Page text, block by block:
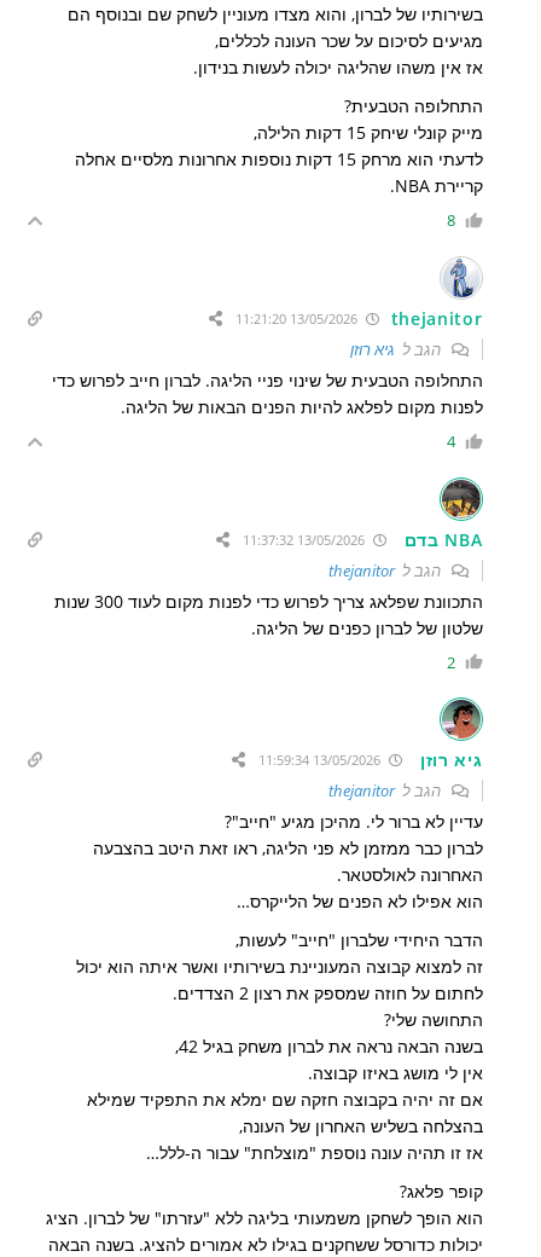
בשירותיו של לברון, והוא מצדו מעוניין לשחק שם ובנוסף הם
מגיעים לסיכום על שכר העונה לכללים,
אז אין משהו שהליגה יכולה לעשות בנידון.
התחלופה הטבעית?
מייק קונלי שיחק 15 דקות הלילה,
לדעתי הוא מרחק 15 דקות נוספות אחרונות מלסיים אחלה
קריירת NBA.
8
thejanitor
13/05/2026 11:21:20
הגב ל גיא רוזן
התחלופה הטבעית של שינוי פניי הליגה. לברון חייב לפרוש כדי
לפנות מקום לפלאג להיות הפנים הבאות של הליגה.
4
NBA בדם 13/05/2026 11:37:32
הגב לthejanitor
התכוונת שפלאג צריך לפרוש כדי לפנות מקום לעוד 300 שנות
שלטון של לברון כפנים של הליגה.
2
גיא רוזן 13/05/2026 11:59:34
הגב לthejanitor
עדיין לא ברור לי. מהיכן מגיע "חייב"?
לברון כבר ממזמן לא פני הליגה, ראו זאת היטב בהצבעה
האחרונה לאולסטאר.
הוא אפילו לא הפנים של הלייקרס…
הדבר היחידי שלברון "חייב" לעשות,
זה למצוא קבוצה המעוניינת בשירותיו ואשר איתה הוא יכול
לחתום על חוזה שמספק את רצון 2 הצדדים.
התחושה שלי?
בשנה הבאה נראה את לברון משחק בגיל 42,
אין לי מושג באיזו קבוצה.
אם זה יהיה בקבוצה חזקה שם ימלא את התפקיד שמילא
בהצלחה בשליש האחרון של העונה,
אז זו תהיה עונה נוספת "מוצלחת" עבור ה-ללל…
קופר פלאג?
הוא הופך לשחקן משמעותי בליגה ללא "עזרתו" של לברון. הציג
יכולות כדורסל ששחקנים בגילו לא אמורים להציג. בשנה הבאה